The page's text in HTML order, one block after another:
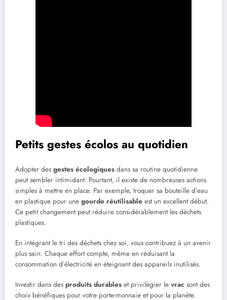
Petits gestes écolos au quotidien
Adopter des gestes écologiques dans sa routine quotidienne
peut sembler intimidant. Pourtant, il existe de nombreuses actions
simples à mettre en place. Par exemple, troquer sa bouteille d’eau
en plastique pour une gourde réutilisable est un excellent début.
Ce petit changement peut réduire considérablement les déchets
plastiques.
En intégrant le tri des déchets chez soi, vous contribuez à un avenir
plus sain. Chaque effort compte, même en réduisant la
consommation d’électricité en éteignant des appareils inutilisés.
Investir dans des produits durables et privilégier le vrac sont des
choix bénéfiques pour votre porte-monnaie et pour la planète.